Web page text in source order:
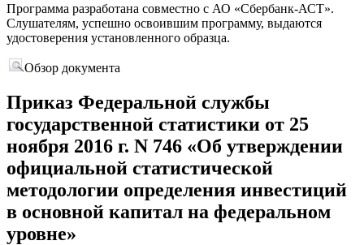
Программа разработана совместно с АО «Сбербанк-АСТ».
Слушателям, успешно освоившим программу, выдаются
удостоверения установленного образца.
Обзор документа
Приказ Федеральной службы
государственной статистики от 25
ноября 2016 г. N 746 «Об утверждении
официальной статистической
методологии определения инвестиций
в основной капитал на федеральном
уровне»